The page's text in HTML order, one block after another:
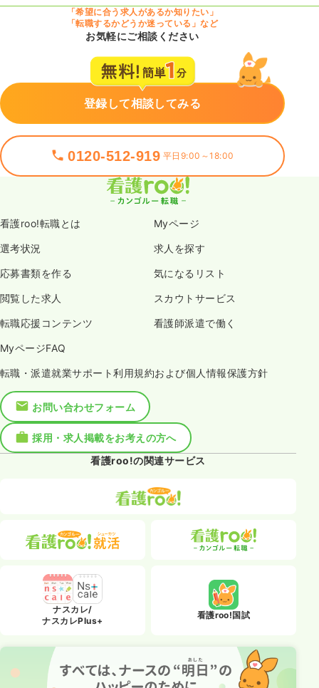
「希望に合う求人があるか知りたい」
「転職するかどうか迷っている」など
お気軽にご相談ください
登録して相談してみる
0120-512-919 平日9:00～18:00
看護roo!転職とは Myページ
選考状況 求人を探す
応募書類を作る 気になるリスト
閲覧した求人 スカウトサービス
転職応援コンテンツ 看護師派遣で働く
MyページFAQ
転職・派遣就業サポート利用規約および個人情報保護方針
お問い合わせフォーム
採用・求人掲載をお考えの方へ
看護roo!の関連サービス
ナスカレ/
ナスカレPlus+
看護roo!国試